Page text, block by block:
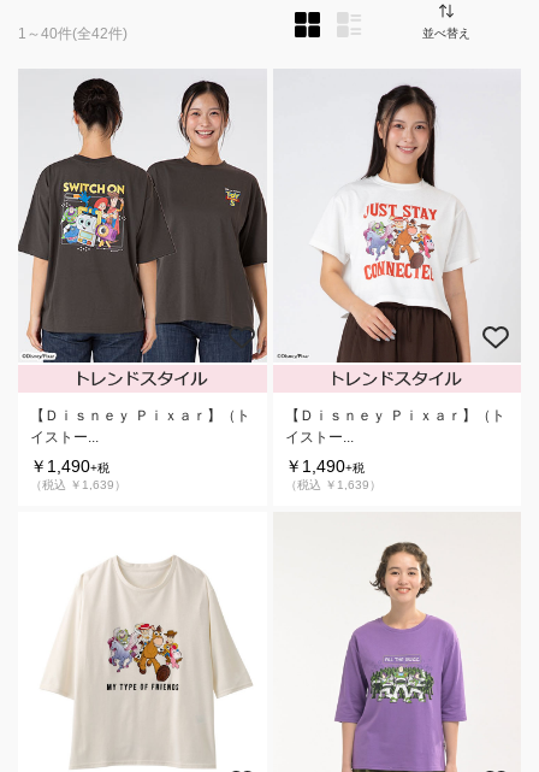
1～40件(全42件) 並べ替え
【Ｄｉｓｎｅｙ Ｐｉｘａｒ】（ト
イストー...
￥1,490+税
（税込 ￥1,639）
【Ｄｉｓｎｅｙ Ｐｉｘａｒ】（ト
イストー...
￥1,490+税
（税込 ￥1,639）